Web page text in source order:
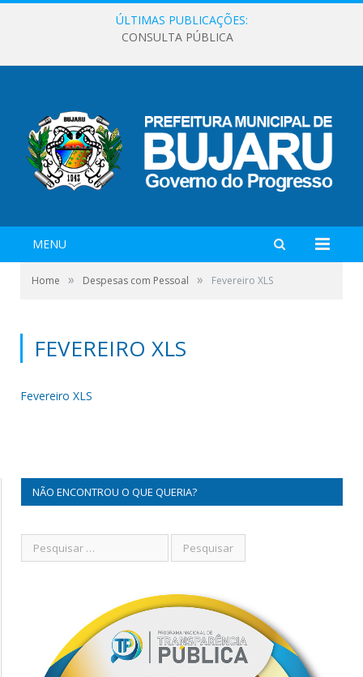
ÚLTIMAS PUBLICAÇÕES:
CONSULTA PÚBLICA
MENU
Home » Despesas com Pessoal » Fevereiro XLS
FEVEREIRO XLS
Fevereiro XLS
NÃO ENCONTROU O QUE QUERIA?